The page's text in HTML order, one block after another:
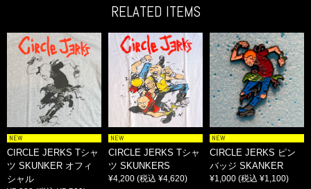
RELATED ITEMS
NEW
CIRCLE JERKS Tシャ
ツ SKUNKER オフィ
シャル
NEW
CIRCLE JERKS Tシャ
ツ SKUNKERS
¥4,200 (税込 ¥4,620)
NEW
CIRCLE JERKS ピン
バッジ SKANKER
¥1,000 (税込 ¥1,100)